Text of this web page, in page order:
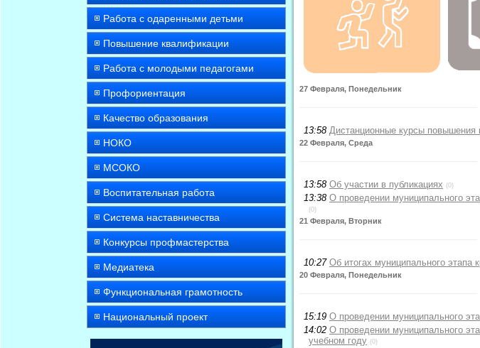
Работа с одаренными детьми
Повышение квалификации
Работа с молодыми педагогами
Профориентация
Качество образования
НОКО
МСОКО
Воспитательная работа
Система наставничества
Конкурсы профмастерства
Медиатека
Функциональная грамотность
Национальный проект
27 Февраля, Понедельник
13:58 Дистанционные курсы
22 Февраля, Среда
13:58 Об участии в публикациях (0)
13:38 О проведении муниципального
(0)
21 Февраля, Вторник
10:27 Об итогах муниципального этапа
20 Февраля, Понедельник
15:19 О проведении муниципального
14:02 О проведении муниципального
учебном году (0)